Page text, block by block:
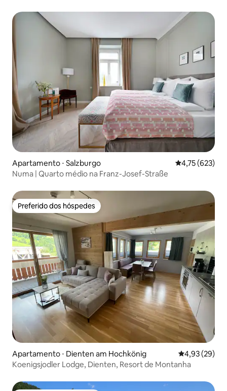
Apartamento ⋅ Salzburgo 4,75 de uma
4,75 (623)
Numa | Quarto médio na Franz-Josef-Straße
Preferido dos hóspedes
Preferido dos hóspedes
Apartamento ⋅ Dienten am Hochkönig 4,93 de uma
4,93 (29)
Koenigsjodler Lodge, Dienten, Resort de Montanha